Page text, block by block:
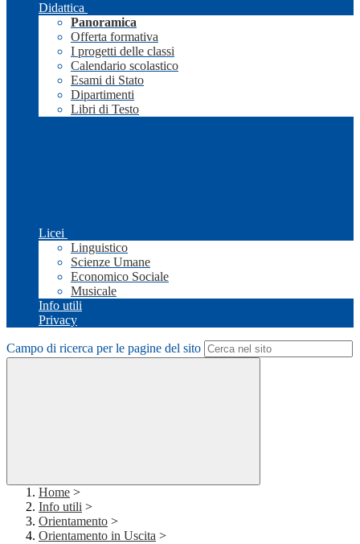
Didattica
Panoramica
Offerta formativa
I progetti delle classi
Calendario scolastico
Esami di Stato
Dipartimenti
Libri di Testo
Licei
Linguistico
Scienze Umane
Economico Sociale
Musicale
Info utili
Privacy
Campo di ricerca per le pagine del sito
Home >
Info utili >
Orientamento >
Orientamento in Uscita >